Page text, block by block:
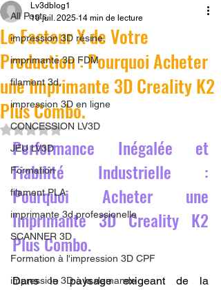
All Posts
impression 3D résine.
imprimante 3D FDM
filament 3d,
impression 3D en ligne
CONCESSION LV3D
JEU LV3D
Formation
filament PLA
imprimante 3d professionelle
SCANNER 3D
Formation à l'impression 3D CPF
impression 3D à la demande
Le Facteur X de Votre
Production : Pourquoi Acheter
une Imprimante 3D Creality K2
Plus Combo.
Lv3dblog1
10 juil. 2025 14 min de lecture
Noté NaN étoiles sur 5.
Performance Inégalée et
Fiabilité Industrielle :
Pourquoi Acheter une
Imprimante 3D Creality K2
Plus Combo.
Dans le paysage exigeant de la